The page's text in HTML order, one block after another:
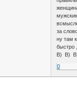
за
ну там
быстро
B) B)
0